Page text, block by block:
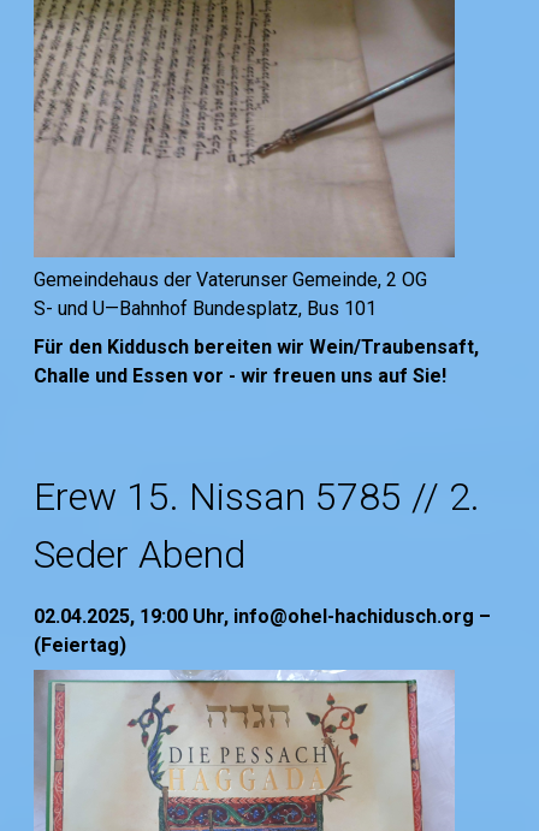
Gemeindehaus der Vaterunser Gemeinde, 2 OG
S- und U—Bahnhof Bundesplatz, Bus 101
Für den Kiddusch bereiten wir Wein/Traubensaft,
Challe und Essen vor - wir freuen uns auf Sie!
Erew 15. Nissan 5785 // 2.
Seder Abend
02.04.2025, 19:00 Uhr, info@ohel-hachidusch.org –
(Feiertag)